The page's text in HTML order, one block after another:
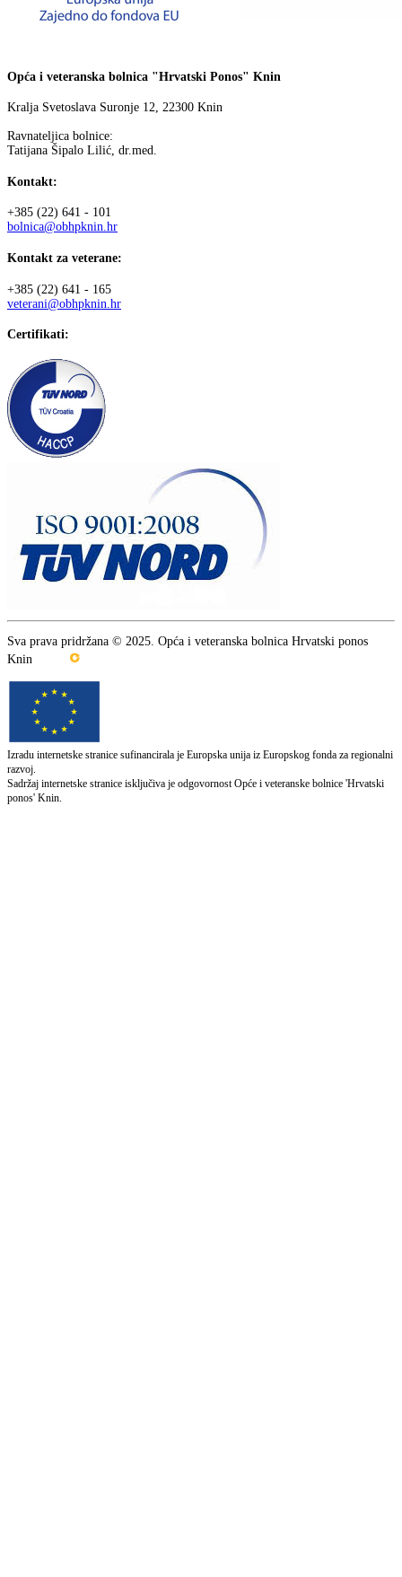
Opća i veteranska bolnica "Hrvatski Ponos" Knin
Kralja Svetoslava Suronje 12, 22300 Knin
Ravnateljica bolnice:
Tatijana Šipalo Lilić, dr.med.
Kontakt:
+385 (22) 641 - 101
bolnica@obhpknin.hr
Kontakt za veterane:
+385 (22) 641 - 165
veterani@obhpknin.hr
Certifikati:
Sva prava pridržana © 2025. Opća i veteranska bolnica Hrvatski ponos
Knin
Izradu internetske stranice sufinancirala je Europska unija iz Europskog fonda za regionalni
razvoj.
Sadržaj internetske stranice isključiva je odgovornost Opće i veteranske bolnice 'Hrvatski
ponos' Knin.